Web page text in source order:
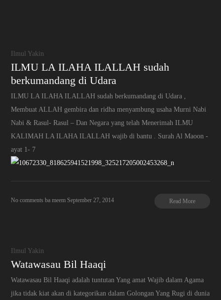
Ilmul Yakin
ILMU LA ILAHA ILALLAH sudah
berkumandang di Udara
ILMU LA ILAHA ILALLAH sudah berkumandang di Udara ,
Membuat ALLAH gembira dan ridha menyambung usaha Murni Nabi
Nabi & Rasul- Rasul – Dan Negara yang telah Menerimah ILMU
KALIMAH LA ILAHA ILALLAH wajib di bantu . Surah Al Maoon -
ayat 1- 7
No comments ba meem September 27, 2014 Read More
Ilmul Yakin
Watawasau Bil Haaqi
Watawasau Bil Haaqi adalah tuntutan Yang amat Wajib dalam Agama
jika tidak kiat akan di kategorikan dalam Golongan Yang Rugi di dunia